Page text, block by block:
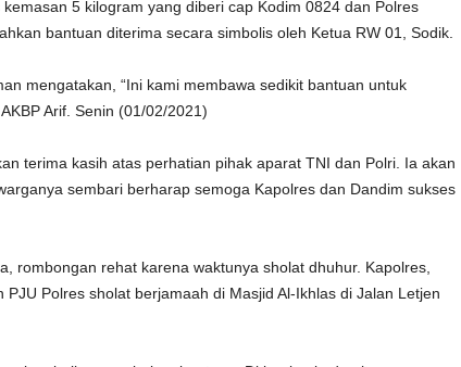
5 kilogram yang diberi cap Kodim 0824 dan Polres
bantuan diterima secara simbolis oleh Ketua RW 01, Sodik.
mengatakan, “Ini kami membawa sedikit bantuan untuk
Arif. Senin (01/02/2021)
terima kasih atas perhatian pihak aparat TNI dan Polri. Ia akan
sembari berharap semoga Kapolres dan Dandim sukses
rombongan rehat karena waktunya sholat dhuhur. Kapolres,
PJU Polres sholat berjamaah di Masjid Al-Ikhlas di Jalan Letjen